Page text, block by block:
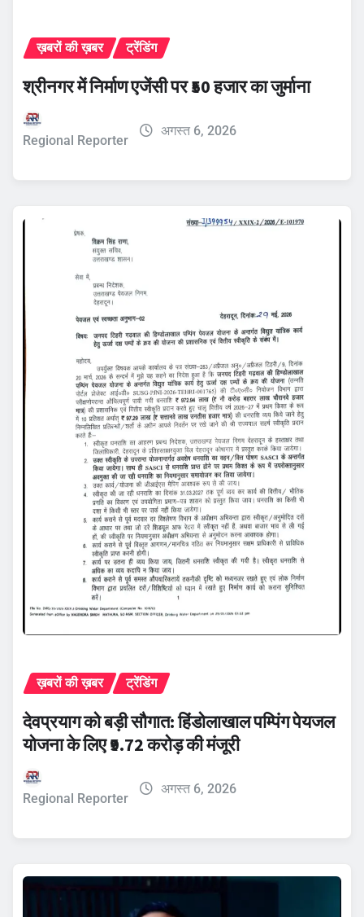
ख़बरों की ख़बर ट्रेंडिंग
श्रीनगर में निर्माण एजेंसी पर ₹50 हजार का जुर्माना
Regional Reporter
अगस्त 6, 2026
ख़बरों की ख़बर ट्रेंडिंग
देवप्रयाग को बड़ी सौगात: हिंडोलाखाल पम्पिंग पेयजल
योजना के लिए ₹9.72 करोड़ की मंजूरी
Regional Reporter
अगस्त 6, 2026